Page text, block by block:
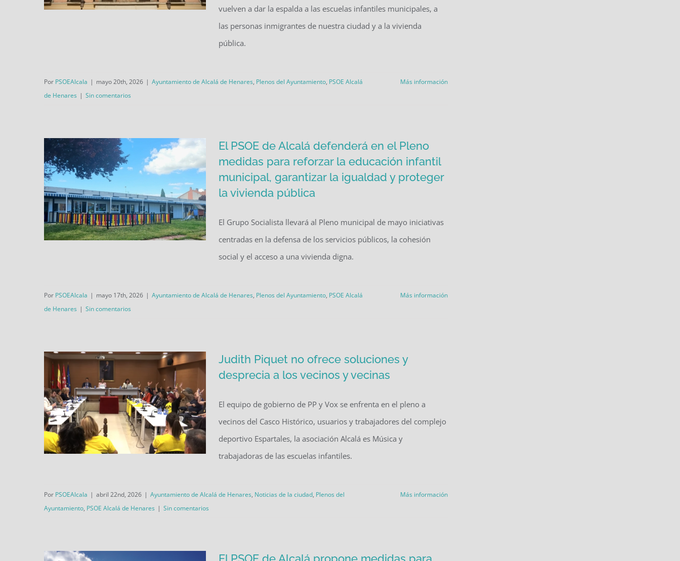
la convivencia y el acceso a la
vuelven a dar la espalda a las escuelas infantiles municipales, a
las personas inmigrantes de nuestra ciudad y a la vivienda
pública.
Por PSOEAlcala | mayo 20th, 2026 | Ayuntamiento de Alcalá de Henares, Plenos del Ayuntamiento, PSOE Alcalá
de Henares | Sin comentarios
Más información
reforzar la educación infantil
municipal, garantizar la
pública
El PSOE de Alcalá defenderá en el Pleno
medidas para reforzar la educación infantil
municipal, garantizar la igualdad y proteger
la vivienda pública
El Grupo Socialista llevará al Pleno municipal de mayo iniciativas
centradas en la defensa de los servicios públicos, la cohesión
social y el acceso a una vivienda digna.
Por PSOEAlcala | mayo 17th, 2026 | Ayuntamiento de Alcalá de Henares, Plenos del Ayuntamiento, PSOE Alcalá
de Henares | Sin comentarios
Más información
Judith Piquet no ofrece
Judith Piquet no ofrece soluciones y
desprecia a los vecinos y vecinas
El equipo de gobierno de PP y Vox se enfrenta en el pleno a
vecinos del Casco Histórico, usuarios y trabajadores del complejo
deportivo Espartales, la asociación Alcalá es Música y
trabajadoras de las escuelas infantiles.
Por PSOEAlcala | abril 22nd, 2026 | Ayuntamiento de Alcalá de Henares, Noticias de la ciudad, Plenos del
Ayuntamiento, PSOE Alcalá de Henares | Sin comentarios
Más información